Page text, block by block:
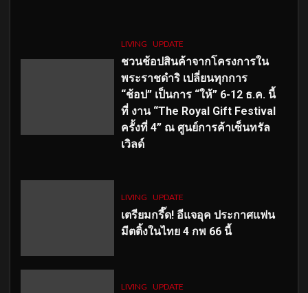
LIVING UPDATE
ชวนช้อปสินค้าจากโครงการใน
พระราชดำริ เปลี่ยนทุกการ
“ช้อป” เป็นการ “ให้” 6-12 ธ.ค. นี้
ที่ งาน “The Royal Gift Festival
ครั้งที่ 4” ณ ศูนย์การค้าเซ็นทรัล
เวิลด์
LIVING UPDATE
เตรียมกรี๊ด! อีแจอุค ประกาศแฟน
มีตติ้งในไทย 4 กพ 66 นี้
LIVING UPDATE